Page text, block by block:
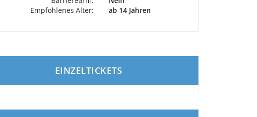
Empfohlenes Alter:
ab 14 Jahren
EINZELTICKETS